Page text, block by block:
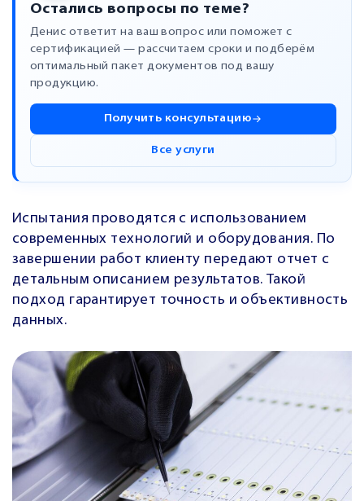
Остались вопросы по теме?
Денис ответит на ваш вопрос или поможет с
сертификацией — рассчитаем сроки и подберём
оптимальный пакет документов под вашу
продукцию.
Получить консультацию
Все услуги
Испытания проводятся с использованием
современных технологий и оборудования. По
завершении работ клиенту передают отчет с
детальным описанием результатов. Такой
подход гарантирует точность и объективность
данных.